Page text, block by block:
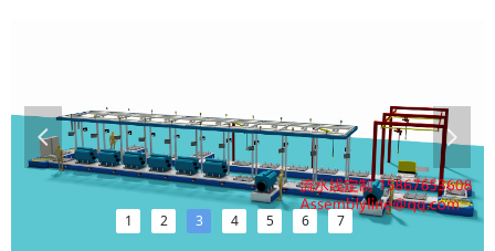
1 2 3 4 5 6 7
넳 넲